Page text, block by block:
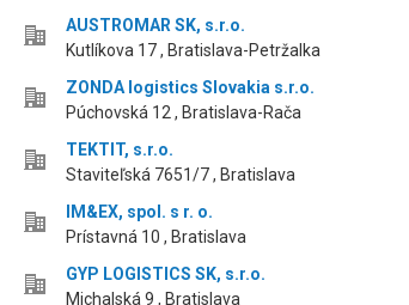
AUSTROMAR SK, s.r.o.
Kutlíkova 17 , Bratislava-Petržalka
ZONDA logistics Slovakia s.r.o.
Púchovská 12 , Bratislava-Rača
TEKTIT, s.r.o.
Staviteľská 7651/7 , Bratislava
IM&EX, spol. s r. o.
Prístavná 10 , Bratislava
GYP LOGISTICS SK, s.r.o.
Michalská 9 , Bratislava